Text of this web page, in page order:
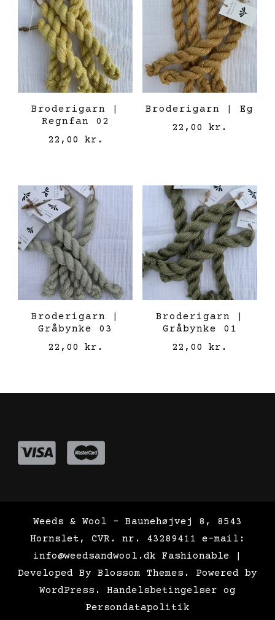
Broderigarn |
Regnfan 02
22,00 kr.
Broderigarn | Eg
22,00kr.
Broderigarn |
Gråbynke 03
22,00 kr.
Broderigarn |
Gråbynke 01
22,00kr.
Weeds & Wool - Baunehøjvej 8, 8543
Hornslet, CVR. nr. 43289411 e-mail:
info@weedsandwool.dk Fashionable |
Developed By Blossom Themes . Powered by
WordPress . Handelsbetingelser og
Persondatapolitik